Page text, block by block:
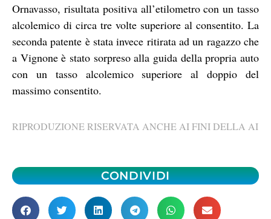
Ornavasso, risultata positiva all’etilometro con un tasso
alcolemico di circa tre volte superiore al consentito. La
seconda patente è stata invece ritirata ad un ragazzo che
a Vignone è stato sorpreso alla guida della propria auto
con un tasso alcolemico superiore al doppio del
massimo consentito.
RIPRODUZIONE RISERVATA ANCHE AI FINI DELLA AI
CONDIVIDI